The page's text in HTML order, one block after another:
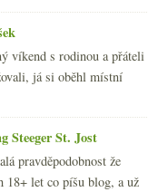
víkend s rodinou a přáteli
já si oběhl místní
Steeger St. Jost
pravděpodobnost že
18+ let co píšu blog, a už